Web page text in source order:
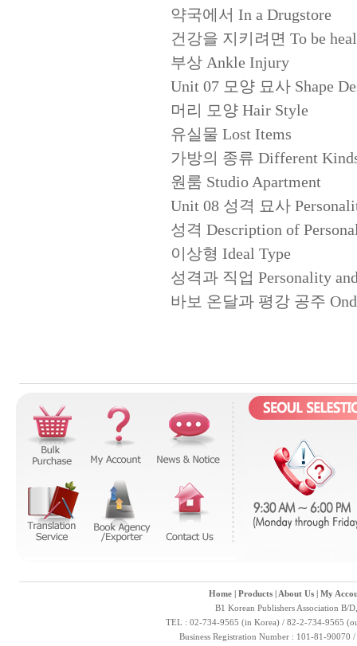
약국에서 In a Drugstore
건강을 지키려면 To be
부상 Ankle Injury
Unit 07 모양 묘사 Shape
머리 모양 Hair Style
유실물 Lost Items
가방의 종류 Different
원룸 Studio Apartment
Unit 08 성격 묘사
성격 Description of
이상형 Ideal Type
성격과 직업 Personality
바보 온달과 평강 공주
Home| Products| About Us| My
B1 Korean Publishers Association B/
TEL : 02-734-9565 (in Korea) / 82-2-734-9565
Business Registration Number : 101-81-